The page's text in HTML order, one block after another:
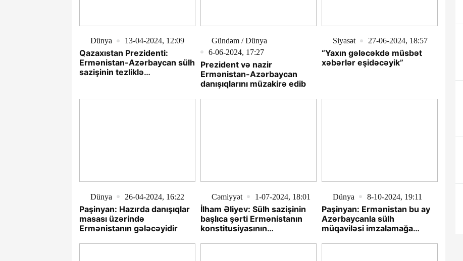
Dünya 13-04-2024, 12:09
Qazaxıstan Prezidenti:
Ermənistan-Azərbaycan sülh
sazişinin tezliklə
Gündəm / Dünya
6-06-2024, 17:27
Prezident və nazir
Ermənistan-Azərbaycan
danışıqlarını müzakirə edib
Siyasət 27-06-2024, 18:57
“Yaxın gələcəkdə müsbət
xəbərlər eşidəcəyik”
Dünya 26-04-2024, 16:22
Paşinyan: Hazırda danışıqlar
masası üzərində
Ermənistanın gələcəyidir
Cəmiyyət 1-07-2024, 18:01
İlham Əliyev: Sülh sazişinin
başlıca şərti Ermənistanın
konstitusiyasının
Dünya 8-10-2024, 19:11
Paşinyan: Ermənistan bu ay
Azərbaycanla sülh
müqaviləsi imzalamağa